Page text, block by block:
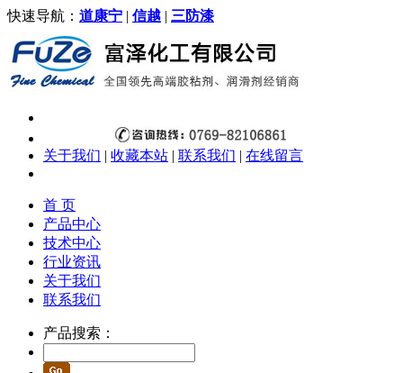
快速导航： 道康宁 | 信越 | 三防漆
关于我们 | 收藏本站 | 联系我们 | 在线留言
首 页
产品中心
技术中心
行业资讯
关于我们
联系我们
产品搜索：